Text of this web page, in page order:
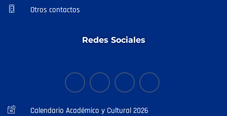
Otros contactos
Redes Sociales
Calendario Académico y Cultural 2026